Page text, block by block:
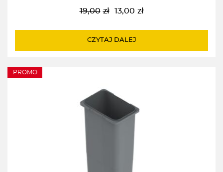
19,00 zł
Pierwotna
wynosiła:
13,00 zł
Aktualna
wynosi:
CZYTAJ DALEJ
PROMO